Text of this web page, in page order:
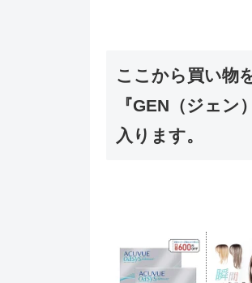
ここから買い物
『GEN（ジェン
入ります。